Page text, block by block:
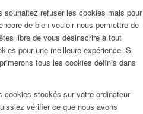
souhaitez refuser les cookies mais pour
de bien vouloir nous permettre de
libre de vous désinscrire à tout
pour une meilleure expérience. Si
tous les cookies définis dans
cookies stockés sur votre ordinateur
vérifier ce que nous avons